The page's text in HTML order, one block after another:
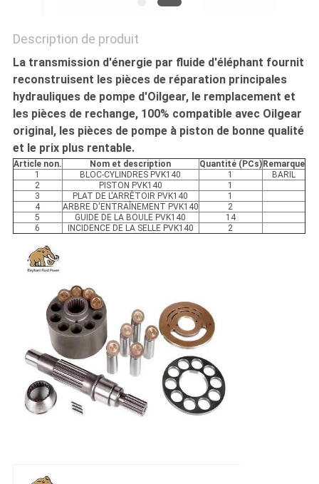
Description de produit
La transmission d'énergie par fluide d'éléphant fournit
reconstruisent les pièces de réparation principales
hydrauliques de pompe d'Oilgear, le remplacement et
les pièces de rechange, 100% compatible avec Oilgear
original, les pièces de pompe à piston de bonne qualité
et le prix plus rentable.
Article non. Nom et description Quantité (PCs) Remarque
1
BLOC-CYLINDRES PVK140 1
BARIL
2
PISTON PVK140
1
3
PLAT DE L'ARRÊTOIR PVK140
1
4
ARBRE D'ENTRAÎNEMENT PVK140
2
5
GUIDE DE LA BOULE PVK140
14
6
INCIDENCE DE LA SELLE PVK140 2